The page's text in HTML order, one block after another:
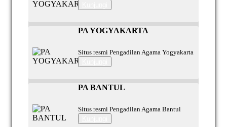
PA YOGYAKARTA
Situs resmi Pengadilan Agama Yogyakarta
PA BANTUL
Situs resmi Pengadilan Agama Bantul